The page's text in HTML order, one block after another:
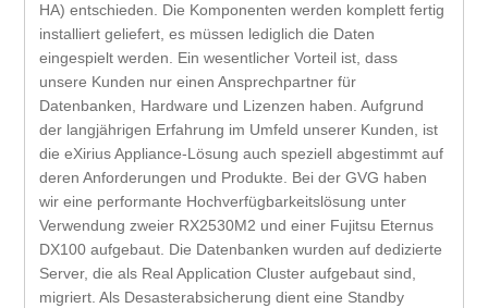
HA) entschieden. Die Komponenten werden komplett fertig
installiert geliefert, es müssen lediglich die Daten
eingespielt werden. Ein wesentlicher Vorteil ist, dass
unsere Kunden nur einen Ansprechpartner für
Datenbanken, Hardware und Lizenzen haben. Aufgrund
der langjährigen Erfahrung im Umfeld unserer Kunden, ist
die eXirius Appliance-Lösung auch speziell abgestimmt auf
deren Anforderungen und Produkte. Bei der GVG haben
wir eine performante Hochverfügbarkeitslösung unter
Verwendung zweier RX2530M2 und einer Fujitsu Eternus
DX100 aufgebaut. Die Datenbanken wurden auf dedizierte
Server, die als Real Application Cluster aufgebaut sind,
migriert. Als Desasterabsicherung dient eine Standby